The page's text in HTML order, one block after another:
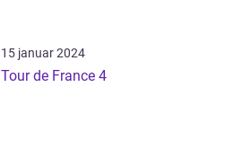
15 januar 2024
Tour de France 4